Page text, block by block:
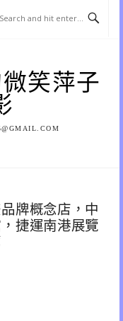
微笑萍子
牌概念店，中
捷運南港展覽